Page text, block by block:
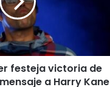
festeja victoria de
a Harry Kane